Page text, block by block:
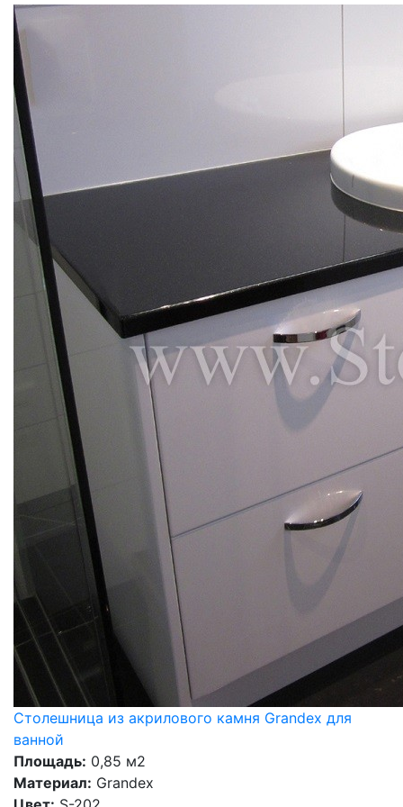
Столешница из акрилового камня Grandex для
ванной
Площадь: 0,85 м2
Материал: Grandex